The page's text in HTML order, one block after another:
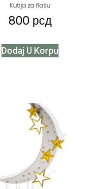
Kutija za flašu
800 рсд
Dodaj U Korpu